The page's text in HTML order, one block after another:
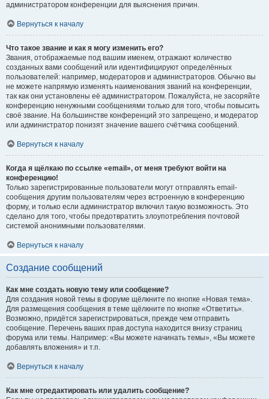
администратором конференции для выяснения причин.
Вернуться к началу
Что такое звание и как я могу изменить его?
Звания, отображаемые под вашим именем, отражают количество
созданных вами сообщений или идентифицируют определённых
пользователей: например, модераторов и администраторов. Обычно вы
не можете напрямую изменять наименования званий на конференции,
так как они установлены её администратором. Пожалуйста, не засоряйте
конференцию ненужными сообщениями только для того, чтобы повысить
своё звание. На большинстве конференций это запрещено, и модератор
или администратор понизят значение вашего счётчика сообщений.
Вернуться к началу
Когда я щёлкаю по ссылке «email», от меня требуют войти на
конференцию!
Только зарегистрированные пользователи могут отправлять email-
сообщения другим пользователям через встроенную в конференцию
форму, и только если администратор включил такую возможность. Это
сделано для того, чтобы предотвратить злоупотребления почтовой
системой анонимными пользователями.
Вернуться к началу
Создание сообщений
Как мне создать новую тему или сообщение?
Для создания новой темы в форуме щёлкните по кнопке «Новая тема».
Для размещения сообщения в теме щёлкните по кнопке «Ответить».
Возможно, придётся зарегистрироваться, прежде чем отправить
сообщение. Перечень ваших прав доступа находится внизу страниц
форума или темы. Например: «Вы можете начинать темы», «Вы можете
добавлять вложения» и т.п.
Вернуться к началу
Как мне отредактировать или удалить сообщение?